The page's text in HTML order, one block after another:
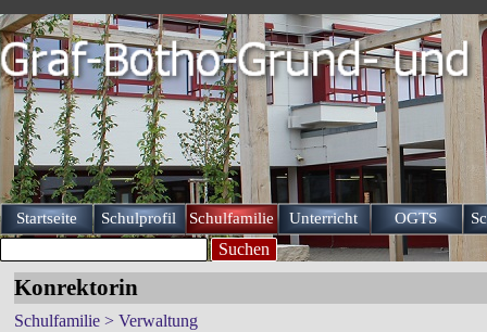
Startseite Schulprofil ▼
Schulfamilie ▼
Unterricht ▼
OGTS
Suchen
Konrektorin
Schulfamilie > Verwaltung